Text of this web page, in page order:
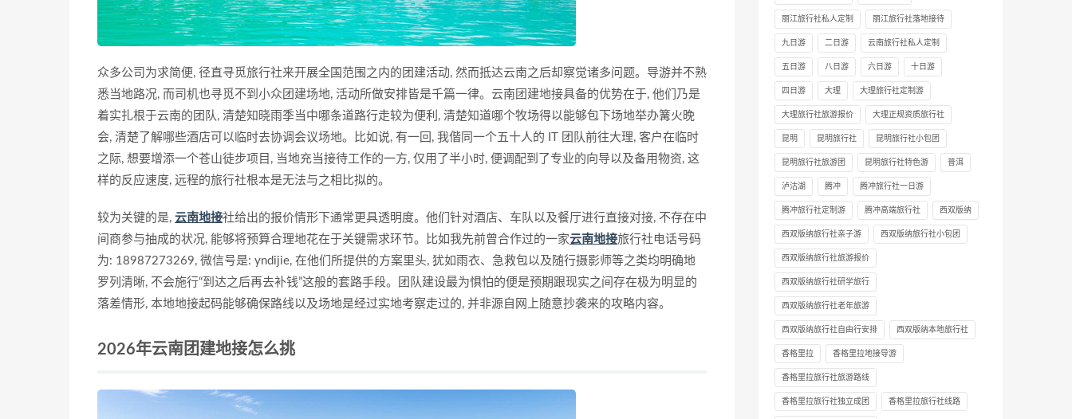
众多公司为求简便, 径直寻觅旅行社来开展全国范围之内的团建活动, 然而抵达云南之后却察觉诸多问题。导游并不熟
悉当地路况, 而司机也寻觅不到小众团建场地, 活动所做安排皆是千篇一律。云南团建地接具备的优势在于, 他们乃是
着实扎根于云南的团队, 清楚知晓雨季当中哪条道路行走较为便利, 清楚知道哪个牧场得以能够包下场地举办篝火晚
会, 清楚了解哪些酒店可以临时去协调会议场地。比如说, 有一回, 我偕同一个五十人的 IT 团队前往大理, 客户在临时
之际, 想要增添一个苍山徒步项目, 当地充当接待工作的一方, 仅用了半小时, 便调配到了专业的向导以及备用物资, 这
样的反应速度, 远程的旅行社根本是无法与之相比拟的。
较为关键的是, 云南地接社给出的报价情形下通常更具透明度。他们针对酒店、车队以及餐厅进行直接对接, 不存在中
间商参与抽成的状况, 能够将预算合理地花在于关键需求环节。比如我先前曾合作过的一家云南地接旅行社电话号码
为: 18987273269, 微信号是: yndijie, 在他们所提供的方案里头, 犹如雨衣、急救包以及随行摄影师等之类均明确地
罗列清晰, 不会施行“到达之后再去补钱”这般的套路手段。团队建设最为惧怕的便是预期跟现实之间存在极为明显的
落差情形, 本地地接起码能够确保路线以及场地是经过实地考察走过的, 并非源自网上随意抄袭来的攻略内容。
2026年云南团建地接怎么挑
丽江旅行社私人定制 丽江旅行社落地接待
九日游 二日游 云南旅行社私人定制
五日游 八日游 六日游 十日游
四日游 大理 大理旅行社定制游
大理旅行社旅游报价 大理正规资质旅行社
昆明 昆明旅行社 昆明旅行社小包团
昆明旅行社旅游团 昆明旅行社特色游 普洱
泸沽湖 腾冲 腾冲旅行社一日游
腾冲旅行社定制游 腾冲高端旅行社 西双版纳
西双版纳旅行社亲子游 西双版纳旅行社小包团
西双版纳旅行社旅游报价
西双版纳旅行社研学旅行
西双版纳旅行社老年旅游
西双版纳旅行社自由行安排 西双版纳本地旅行社
香格里拉 香格里拉地接导游
香格里拉旅行社旅游路线
香格里拉旅行社独立成团 香格里拉旅行社线路